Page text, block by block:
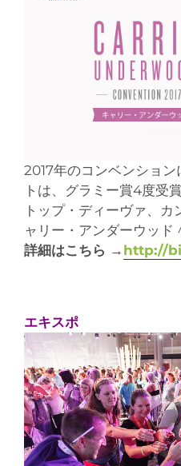
2017年のコンベンショ
トは、グラミー賞4度受
トップ・ディーヴァ、
ャリー・アンダーウッド
詳細はこちら → http://
エキスポ